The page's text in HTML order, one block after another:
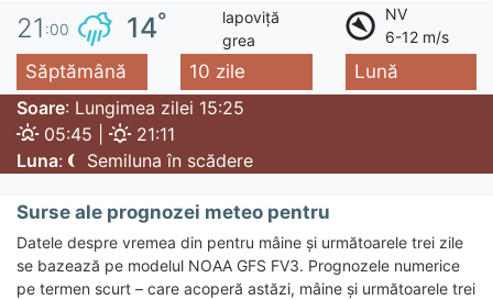
21 :00 14°
lapoviță
grea
NV
6-12 m/s
Săptămână 10 zile
Lună
Soare: Lungimea zilei 15:25
05:45 |
21:11
Luna: Semiluna în scădere
Surse ale prognozei meteo pentru
Datele despre vremea din pentru mâine și următoarele trei zile
se bazează pe modelul NOAA GFS FV3. Prognozele numerice
pe termen scurt – care acoperă astăzi, mâine și următoarele trei